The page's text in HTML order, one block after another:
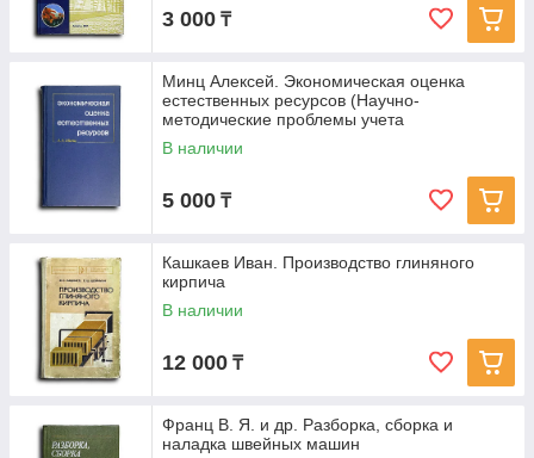
3 000 ₸
Минц Алексей. Экономическая оценка
естественных ресурсов (Научно-
методические проблемы учета
географических
В наличии
5 000 ₸
Кашкаев Иван. Производство глиняного
кирпича
В наличии
12 000 ₸
Франц В. Я. и др. Разборка, сборка и
наладка швейных машин